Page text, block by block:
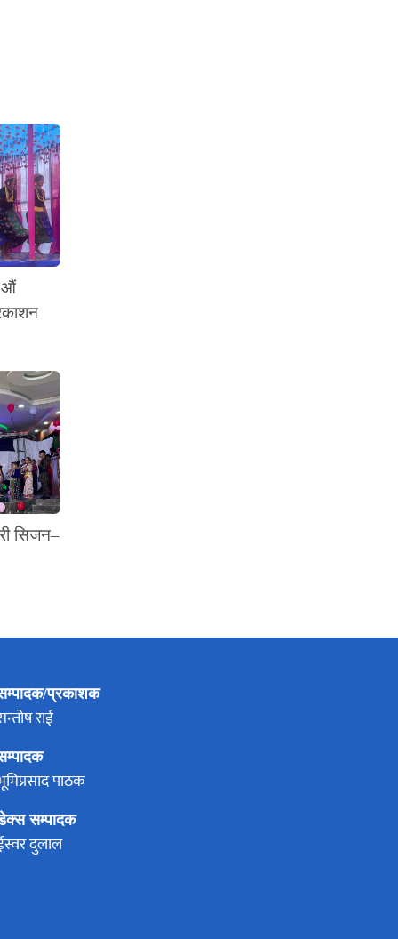
औं
सिजन–
प्रकाशक
राई
पाठक
सम्पादक
दुलाल